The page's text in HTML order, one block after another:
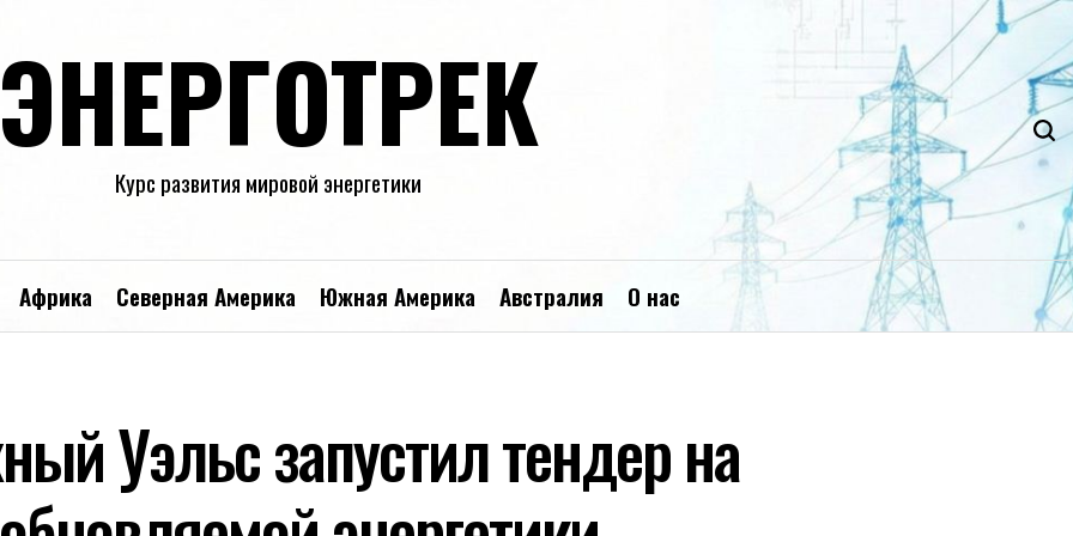
ЭНЕРГОТРЕК
Курс развития мировой энергетики
Африка Северная Америка Южная Америка Австралия О нас
Уэльс запустил тендер на